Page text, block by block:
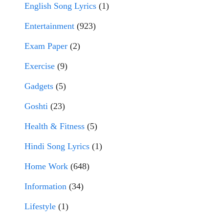
English Song Lyrics (1)
Entertainment (923)
Exam Paper (2)
Exercise (9)
Gadgets (5)
Goshti (23)
Health & Fitness (5)
Hindi Song Lyrics (1)
Home Work (648)
Information (34)
Lifestyle (1)